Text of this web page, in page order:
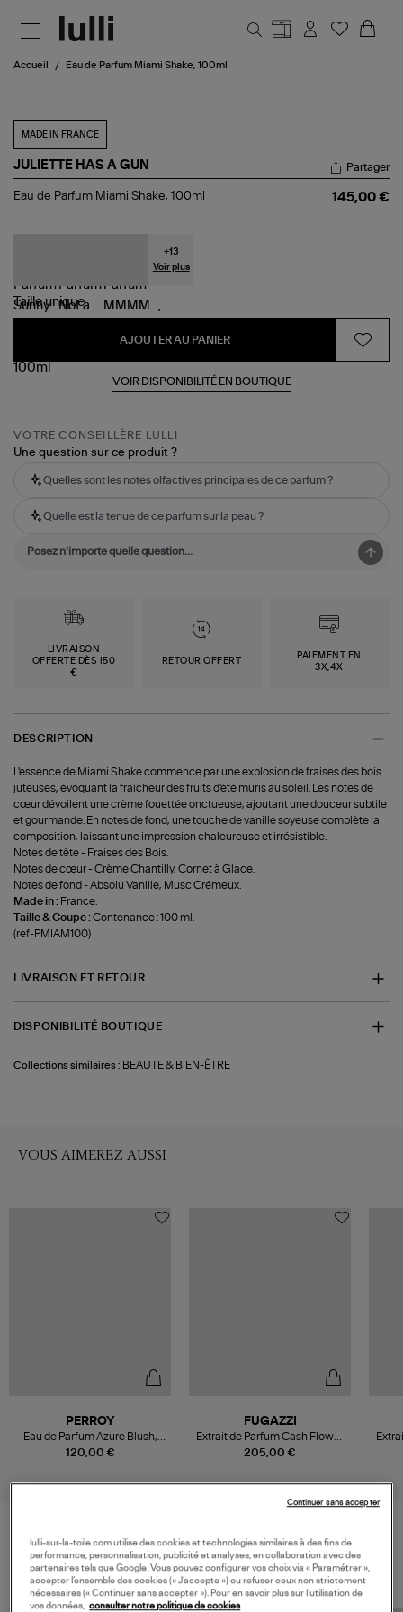
Accueil Eau de Parfum Miami Shake, 100ml
MADE IN FRANCE
JULIETTE HAS A GUN
Eau
Partager
Eau de Parfum Miami Shake, 100ml 145,00 €
+13
Voir plus
Tailleunique
AJOUTER AU PANIER
VOIR DISPONIBILITÉ EN BOUTIQUE
VOTRE CONSEILLÈRE LULLI
Une question sur ce produit ?
Quelles sont les notes olfactives principales de ce parfum ?
Quelle est la tenue de ce parfum sur la peau ?
LIVRAISON
OFFERTE DÈS 150
€
RETOUR OFFERT
PAIEMENT EN
3X,4X
DESCRIPTION
L'essence de Miami Shake commence par une explosion de fraises des bois
juteuses, évoquant la fraîcheur des fruits d'été mûris au soleil. Les notes de
cœur dévoilent une crème fouettée onctueuse, ajoutant une douceur subtile
et gourmande. En notes de fond, une touche de vanille soyeuse complète la
composition, laissant une impression chaleureuse et irrésistible.
Notes de tête - Fraises des Bois.
Notes de cœur - Crème Chantilly, Cornet à Glace.
Notes de fond - Absolu Vanille, Musc Crémeux.
Made in : France.
Taille & Coupe :Contenance : 100 ml.
(ref-PMIAM100)
LIVRAISON ET RETOUR
DISPONIBILITÉ BOUTIQUE
Collections similaires : BEAUTE & BIEN-ÊTRE
VOUS AIMEREZ AUSSI
120,00 €
PERROY
Eau de Parfum Azure Blush,
100ml
205,00 €
FUGAZZI
Extrait de Parfum Cash Flower
100ML
VOS DERNIERS PRODUITS VUS
lulli-sur-la-toile.com utilise des cookies et technologies similaires à des fins de
performance, personnalisation, publicité et analyses, en collaboration avec des
partenaires tels que Google. Vous pouvez configurer vos choix via « Paramétrer »,
accepter l’ensemble des cookies (« J’accepte ») ou refuser ceux non strictement
nécessaires (« Continuer sans accepter »). Pour en savoir plus sur l’utilisation de
vos données, consulter notre politique de cookies
Continuer sans accepter